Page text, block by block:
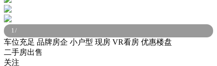
1/
车位充足 品牌房企 小户型 现房 VR看房 优惠楼盘
二手房出售
关注